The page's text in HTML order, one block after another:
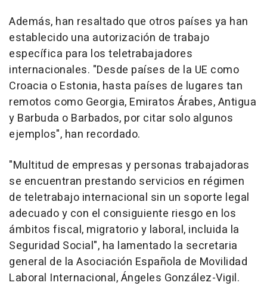
Además, han resaltado que otros países ya han
establecido una autorización de trabajo
específica para los teletrabajadores
internacionales. "Desde países de la UE como
Croacia o Estonia, hasta países de lugares tan
remotos como Georgia, Emiratos Árabes, Antigua
y Barbuda o Barbados, por citar solo algunos
ejemplos", han recordado.
"Multitud de empresas y personas trabajadoras
se encuentran prestando servicios en régimen
de teletrabajo internacional sin un soporte legal
adecuado y con el consiguiente riesgo en los
ámbitos fiscal, migratorio y laboral, incluida la
Seguridad Social", ha lamentado la secretaria
general de la Asociación Española de Movilidad
Laboral Internacional, Ángeles González-Vigil.